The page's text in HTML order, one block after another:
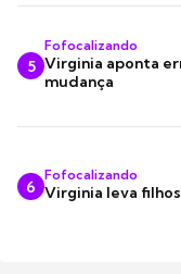
5
Fofocalizando
Virginia aponta
mudança
6
Fofocalizando
Virginia leva